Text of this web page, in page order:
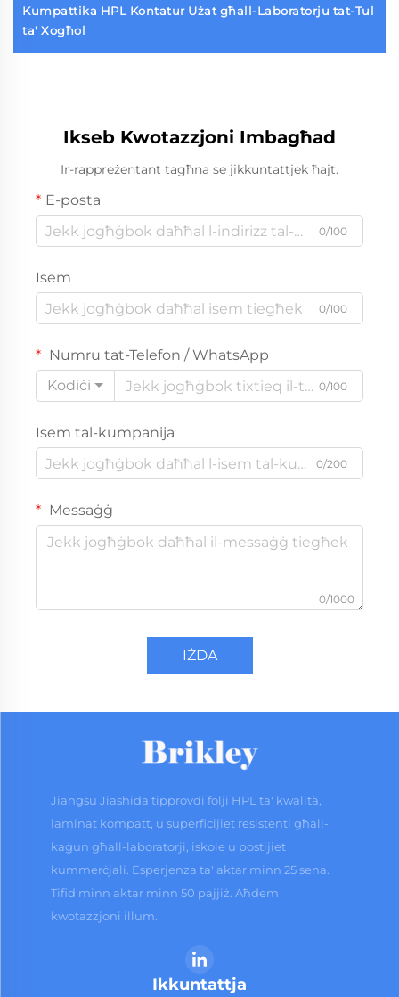
Kumpattika HPL Kontatur Użat għall-Laboratorju tat-Tul
ta' Xogħol
Ikseb Kwotazzjoni Imbagħad
Ir-rappreżentant tagħna se jikkuntattjek ħajt.
E-posta
0/100
Isem
0/100
Numru tat-Telefon / WhatsApp
Kodiċi
0/100
Isem tal-kumpanija
0/200
Messaġġ
0/1000
IŻDA
Jiangsu Jiashida tipprovdi folji HPL ta' kwalità,
laminat kompatt, u superficijiet resistenti għall-
kaġun għall-laboratorji, iskole u postijiet
kummerċjali. Esperjenza ta' aktar minn 25 sena.
Tifid minn aktar minn 50 pajjiż. Aħdem
kwotazzjoni illum.
Ikkuntattja